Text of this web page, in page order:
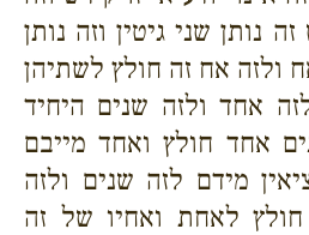
נותן שני גיטין וזה נותן
ולזה אח זה חולץ לשתיהן
אחד ולזה שנים היחיד
אחד חולץ ואחד מייבם
מידם לזה שנים ולזה
לאחת ואחיו של זה